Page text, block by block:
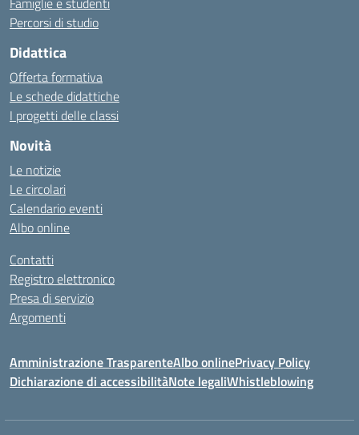
Percorsi di studio
Didattica
Offerta formativa
Le schede didattiche
I progetti delle classi
Novità
Le notizie
Le circolari
Calendario eventi
Albo online
Contatti
Registro elettronico
Presa di servizio
Argomenti
Amministrazione TrasparenteAlbo onlinePrivacy Policy
Dichiarazione di accessibilitàNote legaliWhistleblowing